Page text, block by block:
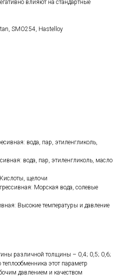
влияют на стандартные
SMO254, Hastelloy
вода, пар, этиленгликоль,
вода, пар, этиленгликоль, масло
щелочи
Морская вода, солевые
Высокие температуры и давление
различной толщины – 0,4; 0,5; 0,6;
этот параметр
давлением и качеством